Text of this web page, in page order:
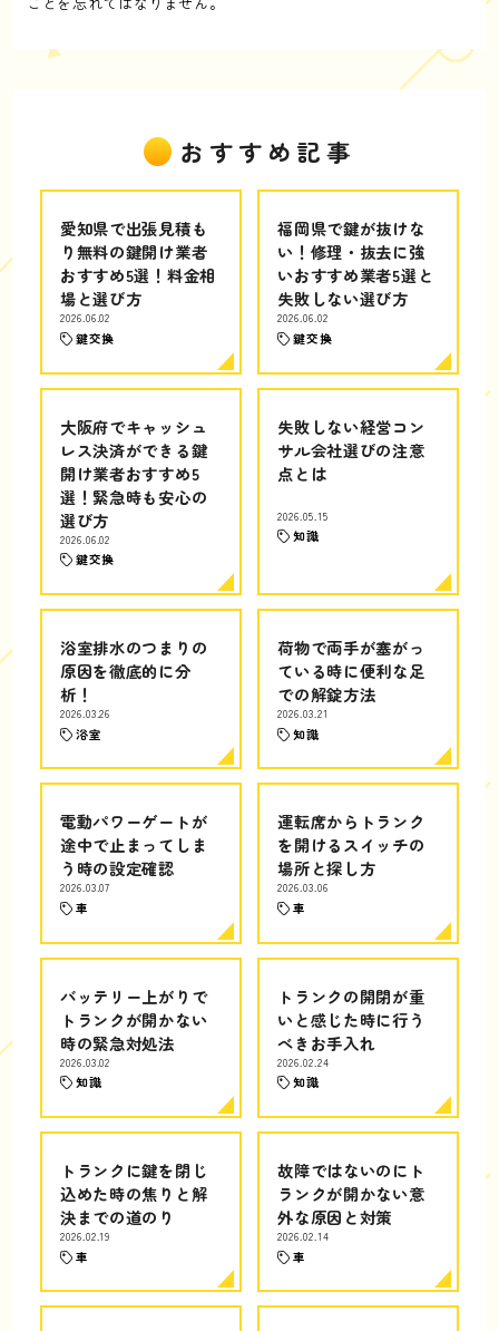
おすすめ記事
愛知県で出張見積も
り無料の鍵開け業者
おすすめ5選！料金相
場と選び方
2026.06.02
鍵交換
福岡県で鍵が抜けな
い！修理・抜去に強
いおすすめ業者5選と
失敗しない選び方
2026.06.02
鍵交換
大阪府でキャッシュ
レス決済ができる鍵
開け業者おすすめ5
選！緊急時も安心の
選び方
2026.06.02
鍵交換
失敗しない経営コン
サル会社選びの注意
点とは
2026.05.15
知識
浴室排水のつまりの
原因を徹底的に分
析！
2026.03.26
浴室
荷物で両手が塞がっ
ている時に便利な足
での解錠方法
2026.03.21
知識
電動パワーゲートが
途中で止まってしま
う時の設定確認
2026.03.07
車
運転席からトランク
を開けるスイッチの
場所と探し方
2026.03.06
車
バッテリー上がりで
トランクが開かない
時の緊急対処法
2026.03.02
知識
トランクの開閉が重
いと感じた時に行う
べきお手入れ
2026.02.24
知識
トランクに鍵を閉じ
込めた時の焦りと解
決までの道のり
2026.02.19
車
故障ではないのにト
ランクが開かない意
外な原因と対策
2026.02.14
車